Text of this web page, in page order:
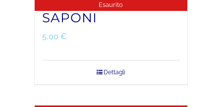
SOSTENITORI & AMBASCIATORI
Esaurito
SAPONI
5,00 €
Dettagli